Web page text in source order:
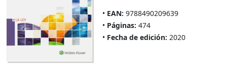
EAN: 9788490209639
Páginas: 474
Fecha de edición: 2020